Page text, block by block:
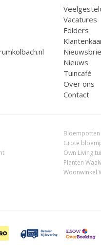
Vacatures
Folders
Nieuws
Tuincafé
Over ons
Contact
Grote
Own Living
Planten
Woonwinkel